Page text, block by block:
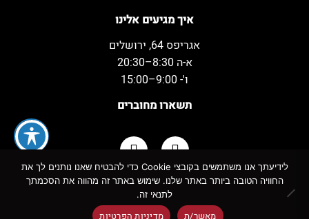
איך מגיעים אלינו
אגריפס 64, ירושלים
א-ה 8:30–20:30
ו'- 9:00–15:00
תשארו מחוברים
כל הזכויות שמורות למשקאות המשמח ©
לידיעתך אנו משתמשים בקובצי Cookie כדי להבטיח שאנו נותנים לך את
החוויה הטובה ביותר באתר שלנו. שימוש באתר זה מהווה את הסכמתך
לתנאי זה.
מאשר/ת מדיניות הפרטיות